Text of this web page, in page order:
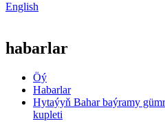
English
habarlar
Öý
Habarlar
Hytaýyň Bahar baýramy
kupleti